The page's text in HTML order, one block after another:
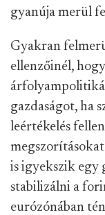
gyanúja merül
Gyakran
ellenzőinél,
gazdaságot, ha
leértékelés
is igyekszik egy
stabilizálni a
eurózónában